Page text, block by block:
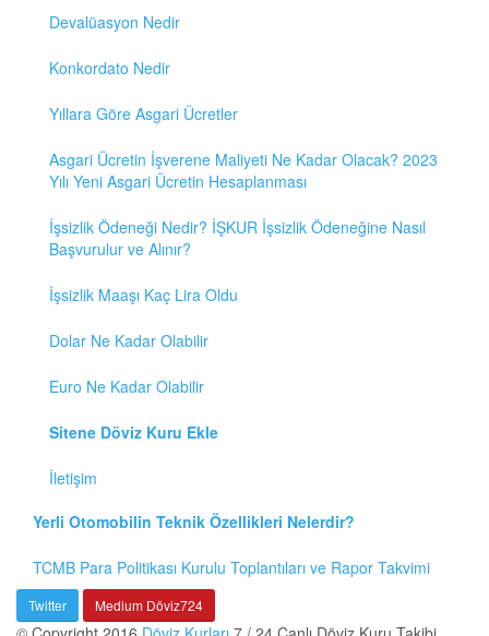
Devalüasyon Nedir
Konkordato Nedir
Yıllara Göre Asgari Ücretler
Asgari Ücretin İşverene Maliyeti Ne Kadar Olacak? 2023
Yılı Yeni Asgari Ücretin Hesaplanması
İşsizlik Ödeneği Nedir? İŞKUR İşsizlik Ödeneğine Nasıl
Başvurulur ve Alınır?
İşsizlik Maaşı Kaç Lira Oldu
Dolar Ne Kadar Olabilir
Euro Ne Kadar Olabilir
Sitene Döviz Kuru Ekle
İletişim
Yerli Otomobilin Teknik Özellikleri Nelerdir?
TCMB Para Politikası Kurulu Toplantıları ve Rapor Takvimi
Twitter Medium Döviz724